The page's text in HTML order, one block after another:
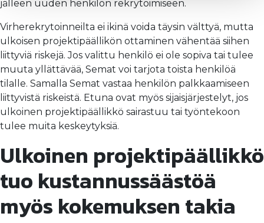
jälleen uuden henkilön rekrytoimiseen.
Virherekrytoinneilta ei ikinä voida täysin välttyä, mutta
ulkoisen projektipäällikön ottaminen vähentää siihen
liittyviä riskejä. Jos valittu henkilö ei ole sopiva tai tulee
muuta yllättävää, Semat voi tarjota toista henkilöä
tilalle. Samalla Semat vastaa henkilön palkkaamiseen
liittyvistä riskeistä. Etuna ovat myös sijaisjärjestelyt, jos
ulkoinen projektipäällikkö sairastuu tai työntekoon
tulee muita keskeytyksiä.
Ulkoinen projektipäällikkö
tuo kustannussäästöä
myös kokemuksen takia